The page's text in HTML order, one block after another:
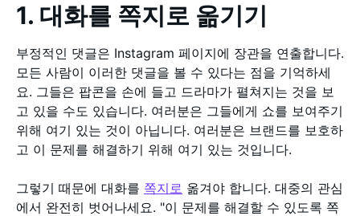
1. 대화를 쪽지로 옮기기
부정적인 댓글은 Instagram 페이지에 장관을 연출합니다.
모든 사람이 이러한 댓글을 볼 수 있다는 점을 기억하세
요. 그들은 팝콘을 손에 들고 드라마가 펼쳐지는 것을 보
고 있을 수도 있습니다. 여러분은 그들에게 쇼를 보여주기
위해 여기 있는 것이 아닙니다. 여러분은 브랜드를 보호하
고 이 문제를 해결하기 위해 여기 있는 것입니다.
그렇기 때문에 대화를 쪽지로 옮겨야 합니다. 대중의 관심
에서 완전히 벗어나세요. "이 문제를 해결할 수 있도록 쪽